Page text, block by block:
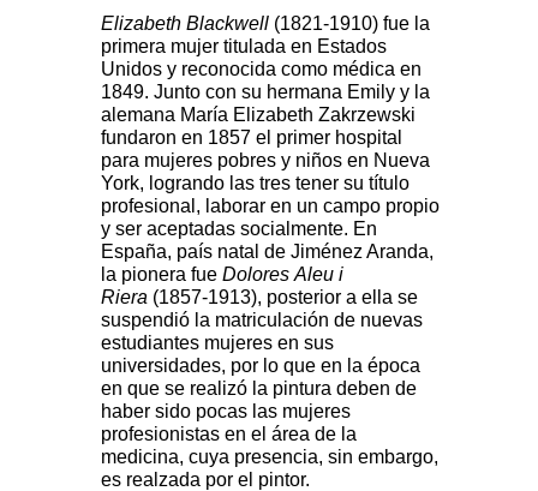
Elizabeth Blackwell (1821-1910) fue la
primera mujer titulada en Estados
Unidos y reconocida como médica en
1849. Junto con su hermana Emily y la
alemana María Elizabeth Zakrzewski
fundaron en 1857 el primer hospital
para mujeres pobres y niños en Nueva
York, logrando las tres tener su título
profesional, laborar en un campo propio
y ser aceptadas socialmente. En
España, país natal de Jiménez Aranda,
la pionera fue Dolores Aleu i
Riera (1857-1913), posterior a ella se
suspendió la matriculación de nuevas
estudiantes mujeres en sus
universidades, por lo que en la época
en que se realizó la pintura deben de
haber sido pocas las mujeres
profesionistas en el área de la
medicina, cuya presencia, sin embargo,
es realzada por el pintor.